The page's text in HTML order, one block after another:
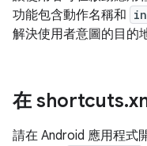
功能包含動作名稱和
解決使用者意圖的目的
在 shortcuts.
請在 Android 應用程式